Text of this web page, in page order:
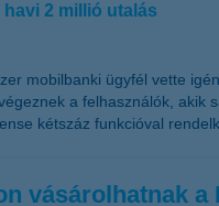
2 millió utalás
mobilbanki ügyfél vette
a felhasználók, akik
kétszáz funkcióval
vásárolhatnak